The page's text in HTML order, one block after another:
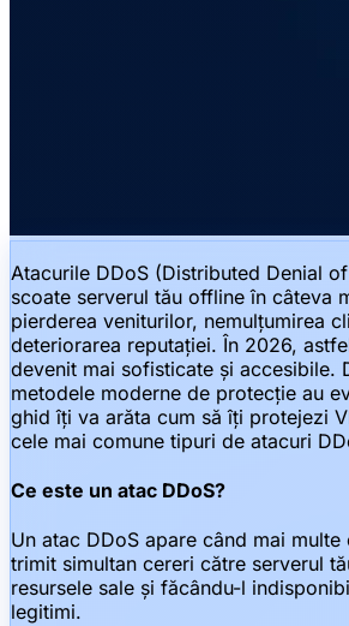
Atacurile DDoS (Distributed Denial
scoate serverul tău offline în câteva
pierderea veniturilor, nemulțumirea
deteriorarea reputației. În 2026,
devenit mai sofisticate și accesibile.
metodele moderne de protecție au
ghid îți va arăta cum să îți protejezi
cele mai comune tipuri de atacuri
Ce este un atac DDoS?
Un atac DDoS apare când mai
trimit simultan cereri către serverul
resursele sale și făcându-l
legitimi.